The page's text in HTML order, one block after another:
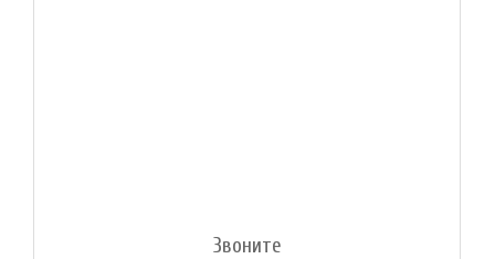
Звоните